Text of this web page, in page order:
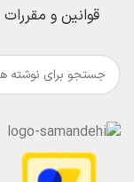
قوانین و مقررات